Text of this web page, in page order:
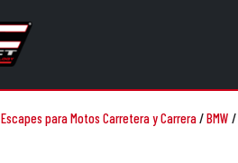
Escapes para Motos Carretera y Carrera/BMW /